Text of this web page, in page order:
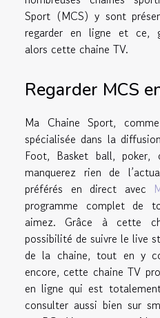
Sport (MCS) y sont
regarder en ligne et ce,
alors cette chaine TV.
Regarder MCS
Ma Chaine Sport,
spécialisée dans la
Foot, Basket ball,
manquerez rien de
préférés en direct avec
programme complet de
aimez. Grâce à cette
possibilité de suivre le live
de la chaine, tout en y
encore, cette chaine TV
en ligne qui est
consulter aussi bien sur